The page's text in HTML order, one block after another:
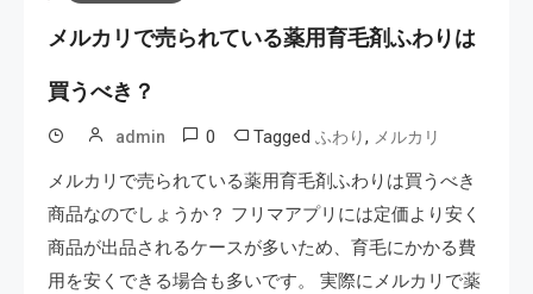
メルカリで売られている薬用育毛剤ふわりは
買うべき？
admin 0 Tagged ふわり, メルカリ
メルカリで売られている薬用育毛剤ふわりは買うべき
商品なのでしょうか？ フリマアプリには定価より安く
商品が出品されるケースが多いため、育毛にかかる費
用を安くできる場合も多いです。 実際にメルカリで薬